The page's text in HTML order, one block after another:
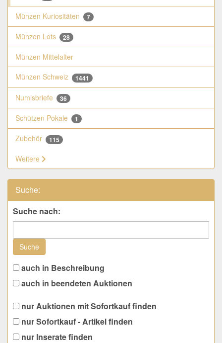
Münzen Kuriositäten 7
Münzen Lots 28
Münzen Mittelalter
Münzen Schweiz
1441
Numisbriefe 36
Schützen Pokale 1
Zubehör 115
Weitere
Suche:
Suche nach:
Suche
auch in Beschreibung
auch in beendeten Auktionen
nur Auktionen mit Sofortkauf finden
nur Sofortkauf - Artikel finden
nur Inserate finden